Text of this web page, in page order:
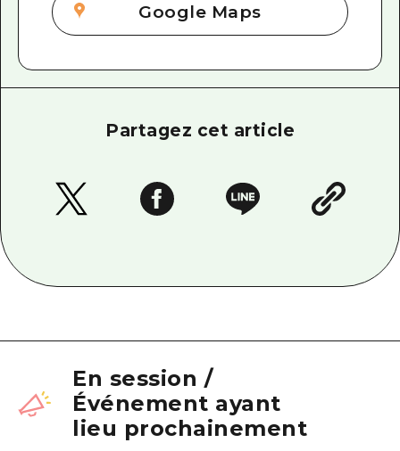
Google Maps
Partagez cet article
En session /
Événement ayant
lieu prochainement